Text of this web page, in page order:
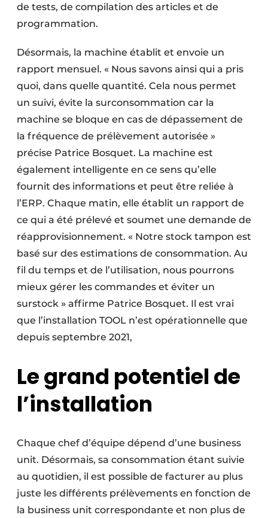
de tests, de compilation des articles et de
programmation.
Désormais, la machine établit et envoie un
rapport mensuel. « Nous savons ainsi qui a pris
quoi, dans quelle quantité. Cela nous permet
un suivi, évite la surconsommation car la
machine se bloque en cas de dépassement de
la fréquence de prélèvement autorisée »
précise Patrice Bosquet. La machine est
également intelligente en ce sens qu’elle
fournit des informations et peut être reliée à
l’ERP. Chaque matin, elle établit un rapport de
ce qui a été prélevé et soumet une demande de
réapprovisionnement. « Notre stock tampon est
basé sur des estimations de consommation. Au
fil du temps et de l’utilisation, nous pourrons
mieux gérer les commandes et éviter un
surstock » affirme Patrice Bosquet. Il est vrai
que l’installation TOOL n’est opérationnelle que
depuis septembre 2021,
Le grand potentiel de
l’installation
Chaque chef d’équipe dépend d’une business
unit. Désormais, sa consommation étant suivie
au quotidien, il est possible de facturer au plus
juste les différents prélèvements en fonction de
la business unit correspondante et non plus de